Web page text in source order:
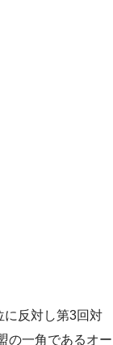
に反対し第3回対
の一角であるオー